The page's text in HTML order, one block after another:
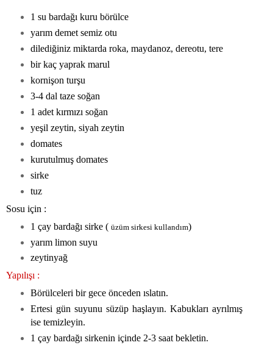
1 su bardağı kuru börülce
yarım demet semiz otu
dilediğiniz miktarda roka, maydanoz, dereotu, tere
bir kaç yaprak marul
kornişon turşu
3-4 dal taze soğan
1 adet kırmızı soğan
yeşil zeytin, siyah zeytin
domates
kurutulmuş domates
sirke
tuz
Sosu için :
1 çay bardağı sirke ( üzüm sirkesi kullandım)
yarım limon suyu
zeytinyağ
Yapılışı :
Börülceleri bir gece önceden ıslatın.
Ertesi gün suyunu süzüp haşlayın. Kabukları ayrılmış
ise temizleyin.
1 çay bardağı sirkenin içinde 2-3 saat bekletin.